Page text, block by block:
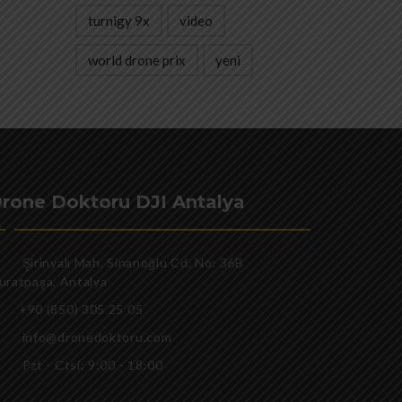
turnigy 9x video
world drone prix yeni
Doktoru DJI Antalya
Şirinyalı Mah. Sinanoğlu Cd, No: 36B
Antalya
+90 (850) 305 25 05
info@dronedoktoru.com
Pzt - Ctsi: 9:00 - 18:00